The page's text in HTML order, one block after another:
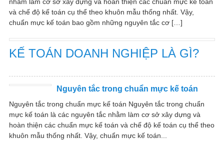
và chế độ kế toán cụ thể theo khuôn mẫu thống nhất. Vậy,
chuẩn mực kế toán bao gồm những nguyên tắc cơ […]
KẾ TOÁN DOANH NGHIỆP LÀ GÌ?
Nguyên tắc trong chuẩn mực kế toán
Nguyên tắc trong chuẩn mực kế toán Nguyên tắc trong chuẩn
mực kế toán là các nguyên tắc nhằm làm cơ sở xây dựng và
hoàn thiện các chuẩn mực kế toán và chế độ kế toán cụ thể theo
khuôn mẫu thống nhất. Vậy, chuẩn mực kế toán...